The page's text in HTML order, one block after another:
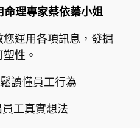
理專家蔡依蓁小姐
運用各項訊息，發掘
性。
讀懂員工行為
工真實想法